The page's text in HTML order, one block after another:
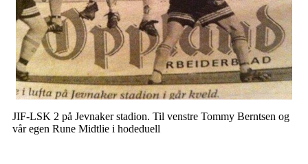
JIF-LSK 2 på Jevnaker stadion. Til venstre Tommy Berntsen og
vår egen Rune Midtlie i hodeduell